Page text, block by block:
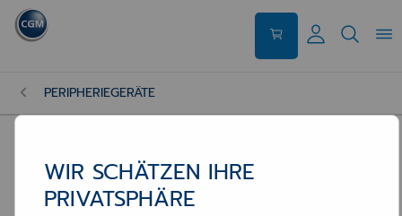
PERIPHERIEGERÄTE
WIR SCHÄTZEN IHRE
PRIVATSPHÄRE